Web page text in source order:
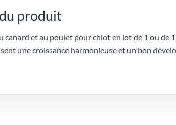
produit
canard et au poulet pour chiot en lot de 1 ou de
une croissance harmonieuse et un bon